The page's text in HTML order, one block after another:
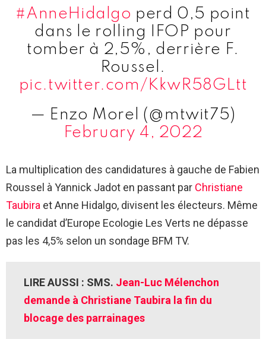
#AnneHidalgo perd 0,5 point
dans le rolling IFOP pour
tomber à 2,5%, derrière F.
Roussel.
pic.twitter.com/KkwR58GLtt
— Enzo Morel (@mtwit75)
February 4, 2022
La multiplication des candidatures à gauche de Fabien
Roussel à Yannick Jadot en passant par Christiane
Taubira et Anne Hidalgo, divisent les électeurs. Même
le candidat d’Europe Ecologie Les Verts ne dépasse
pas les 4,5% selon un sondage BFM TV.
LIRE AUSSI : SMS. Jean-Luc Mélenchon
demande à Christiane Taubira la fin du
blocage des parrainages